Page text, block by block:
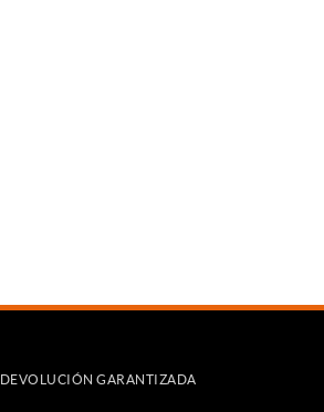
DEVOLUCIÓN GARANTIZADA